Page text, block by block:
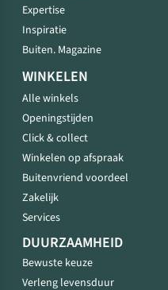
Expertise
Inspiratie
Buiten. Magazine
WINKELEN
Alle winkels
Openingstijden
Click & collect
Winkelen op afspraak
Buitenvriend voordeel
Zakelijk
Services
DUURZAAMHEID
Bewuste keuze
Verleng levensduur